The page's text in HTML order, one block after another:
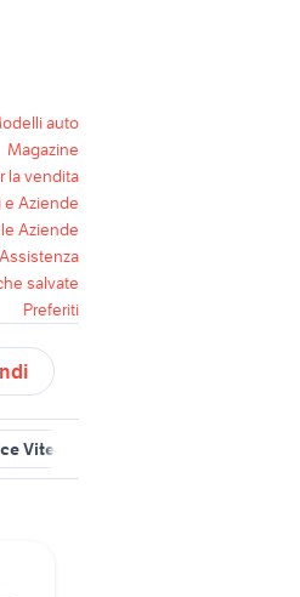
auto
Magazine
la vendita
e Aziende
Aziende
Assistenza
salvate
Preferiti
Viterbo provincia